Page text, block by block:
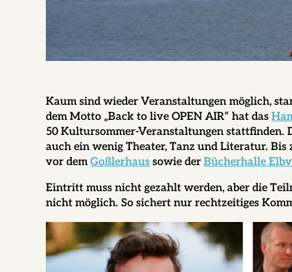
Kaum sind wieder Veranstaltungen möglich,
dem Motto „Back to live OPEN AIR“ hat das
50 Kultursommer-Veranstaltungen stattfinden.
auch ein wenig Theater, Tanz und Literatur.
vor demGoßlerhaus sowie derBücherhalle
Eintritt muss nicht gezahlt werden, aber die
nicht möglich. So sichert nur rechtzeitiges